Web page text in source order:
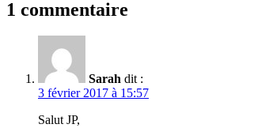
1 commentaire
Sarah dit :
3 février 2017 à 15:57
Salut JP,